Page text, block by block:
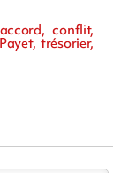
conflit,
trésorier,